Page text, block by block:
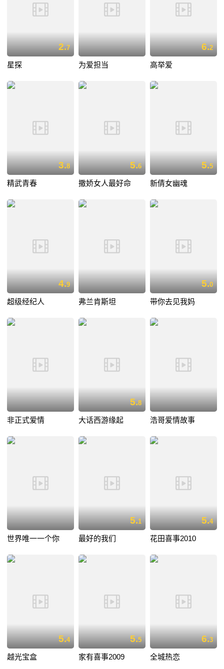
2.7
星探 为爱担当
6.2
高举爱
3.8
精武青春
5.6
撒娇女人最好命
5.5
新倩女幽魂
4.9
超级经纪人 弗兰肯斯坦
5.0
带你去见我妈
非正式爱情
5.8
大话西游缘起 浩哥爱情故事
世界唯一一个你
5.1
最好的我们
5.4
花田喜事2010
5.4
越光宝盒
5.5
家有喜事2009
6.3
全城热恋